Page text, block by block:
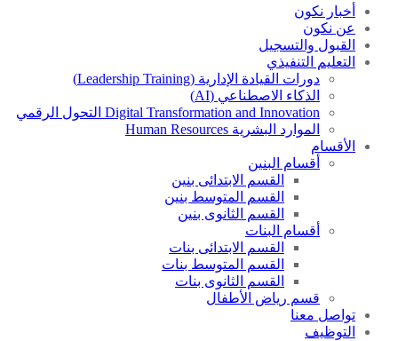
أخبار نكون
عن نكون
القبول والتسجيل
التعليم التنفيذي
دورات القيادة الإدارية (Leadership Training)
الذكاء الاصطناعي (AI)
Digital Transformation and Innovation التحول الرقمي
الموارد البشرية Human Resources
الأقسام
أقسام البنين
القسم الابتدائى بنين
القسم المتوسط بنين
القسم الثانوى بنين
أقسام البنات
القسم الابتدائى بنات
القسم المتوسط بنات
القسم الثانوى بنات
قسم رياض الأطفال
تواصل معنا
التوظيف